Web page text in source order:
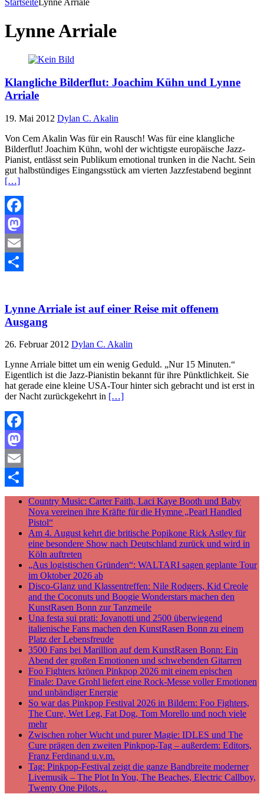
Lynne Arriale
Klangliche Bilderflut: Joachim Kühn und Lynne
Arriale
19. Mai 2012 Dylan C. Akalin
Von Cem Akalin Was für ein Rausch! Was für eine klangliche
Bilderflut! Joachim Kühn, wohl der wichtigste europäische Jazz-
Pianist, entlässt sein Publikum emotional trunken in die Nacht. Sein
gut halbstündiges Eingangsstück am vierten Jazzfestabend beginnt
[…]
Facebook
Mastodon
Email
Lynne Arriale ist auf einer Reise mit offenem
Ausgang
26. Februar 2012 Dylan C. Akalin
Lynne Arriale bittet um ein wenig Geduld. „Nur 15 Minuten.“
Eigentlich ist die Jazz-Pianistin bekannt für ihre Pünktlichkeit. Sie
hat gerade eine kleine USA-Tour hinter sich gebracht und ist erst in
der Nacht zurückgekehrt in […]
Facebook
Mastodon
Email
Teilen
Country Music: Carter Faith, Laci Kaye Booth und Baby
Nova vereinen ihre Kräfte für die Hymne „Pearl Handled
Pistol“
Am 4. August kehrt die britische Popikone Rick Astley für
eine besondere Show nach Deutschland zurück und wird in
Köln auftreten
„Aus logistischen Gründen“: WALTARI sagen geplante Tour
im Oktober 2026 ab
Disco-Glanz und Klassentreffen: Nile Rodgers, Kid Creole
and the Coconuts und Boogie Wonderstars machen den
KunstRasen Bonn zur Tanzmeile
Una festa sui prati: Jovanotti und 2500 überwiegend
italienische Fans machen den KunstRasen Bonn zu einem
Platz der Lebensfreude
3500 Fans bei Marillion auf dem KunstRasen Bonn: Ein
Abend der großen Emotionen und schwebenden Gitarren
Foo Fighters krönen Pinkpop 2026 mit einem epischen
Finale: Dave Grohl liefert eine Rock-Messe voller Emotionen
und unbändiger Energie
So war das Pinkpop Festival 2026 in Bildern: Foo Fighters,
The Cure, Wet Leg, Fat Dog, Tom Morello und noch viele
mehr
Zwischen roher Wucht und purer Magie: IDLES und The
Cure prägen den zweiten Pinkpop-Tag – außerdem: Editors,
Franz Ferdinand u.v.m.
Tag: Pinkpop-Festival zeigt die ganze Bandbreite moderner
Livemusik – The Plot In You, The Beaches, Electric Callboy,
Twenty One Pilots…